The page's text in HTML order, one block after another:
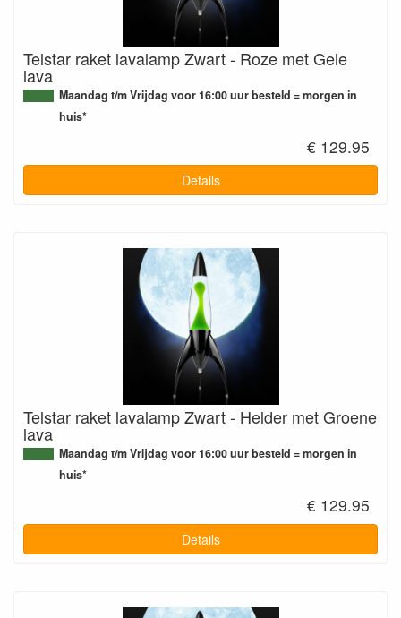
Telstar raket lavalamp Zwart - Roze met Gele
lava
Maandag t/m Vrijdag voor 16:00 uur besteld = morgen in
huis*
€ 129.95
Details
Telstar raket lavalamp Zwart - Helder met Groene
lava
Maandag t/m Vrijdag voor 16:00 uur besteld = morgen in
huis*
€ 129.95
Details